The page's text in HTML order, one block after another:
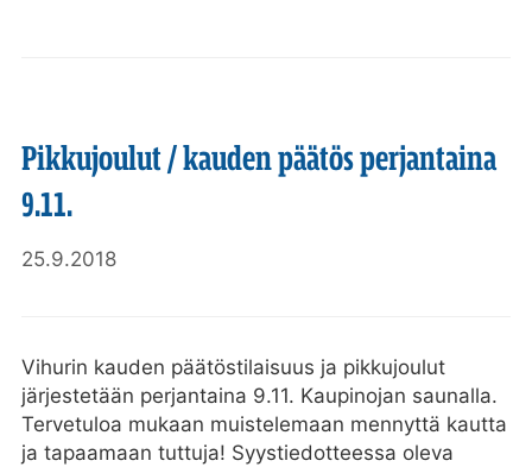
Pikkujoulut / kauden päätös perjantaina
9.11.
25.9.2018
Vihurin kauden päätöstilaisuus ja pikkujoulut
järjestetään perjantaina 9.11. Kaupinojan saunalla.
Tervetuloa mukaan muistelemaan mennyttä kautta
ja tapaamaan tuttuja! Syystiedotteessa oleva